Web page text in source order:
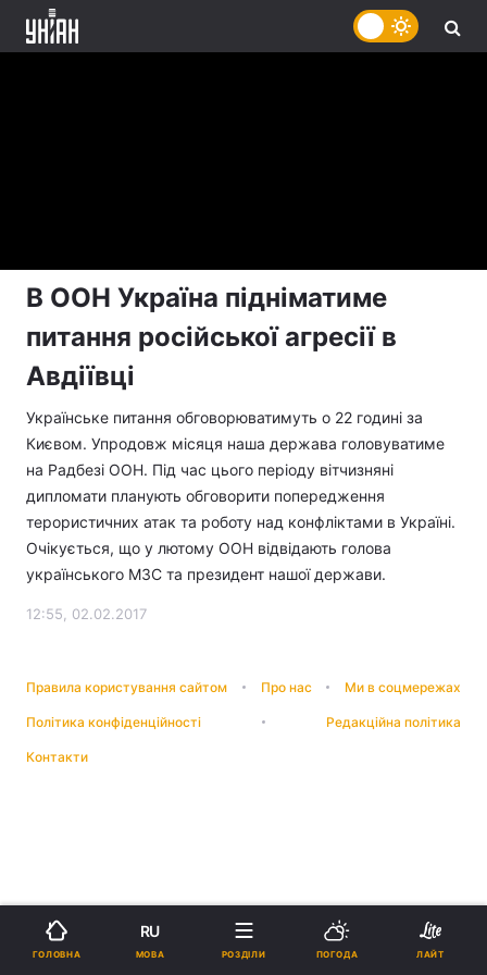
В ООН Україна підніматиме
питання російської агресії в
Авдіївці
Українське питання обговорюватимуть о 22 годині за
Києвом. Упродовж місяця наша держава головуватиме
на Радбезі ООН. Під час цього періоду вітчизняні
дипломати планують обговорити попередження
терористичних атак та роботу над конфліктами в Україні.
Очікується, що у лютому ООН відвідають голова
українського МЗС та президент нашої держави.
12:55, 02.02.2017
Правила користування сайтом Про нас Ми в соцмережах
Політика конфіденційності Редакційна політика
Контакти
ГОЛОВНА
RU
МОВА РОЗДІЛИ ПОГОДА ЛАЙТ